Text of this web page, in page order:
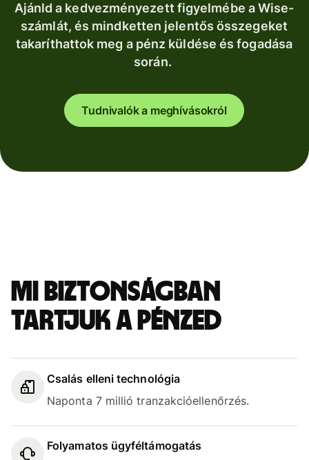
Ajánld a kedvezményezett figyelmébe a Wise-
számlát, és mindketten jelentős összegeket
takaríthattok meg a pénz küldése és fogadása
során.
Tudnivalók a meghívásokról
Mi biztonságban
tartjuk a pénzed
Csalás elleni technológia
Naponta 7 millió tranzakcióellenőrzés.
Folyamatos ügyféltámogatás